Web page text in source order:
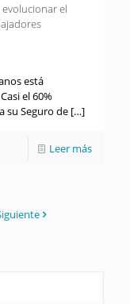
el
está
el 60%
su Seguro de […]
Leer más